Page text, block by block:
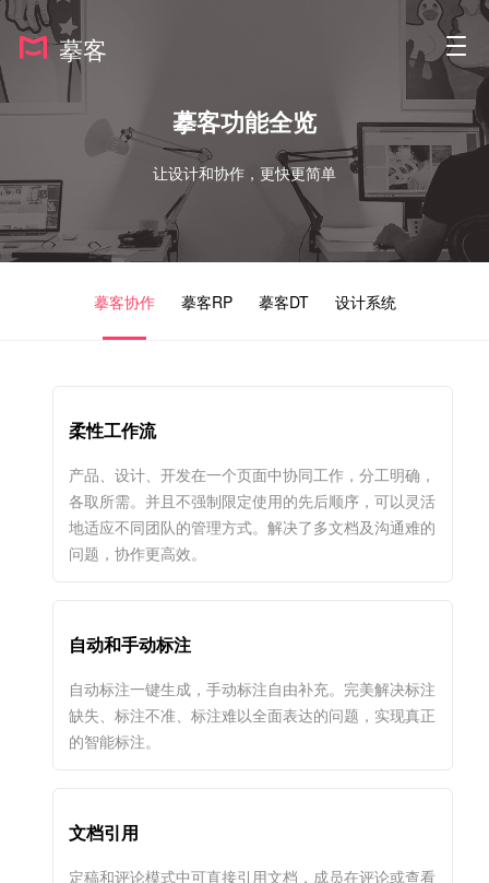
摹客
摹客功能全览
让设计和协作，更快更简单
摹客协作 摹客RP 摹客DT 设计系统
柔性工作流
产品、设计、开发在一个页面中协同工作，分工明确，
各取所需。并且不强制限定使用的先后顺序，可以灵活
地适应不同团队的管理方式。解决了多文档及沟通难的
问题，协作更高效。
自动和手动标注
自动标注一键生成，手动标注自由补充。完美解决标注
缺失、标注不准、标注难以全面表达的问题，实现真正
的智能标注。
文档引用
定稿和评论模式中可直接引用文档，成员在评论或查看